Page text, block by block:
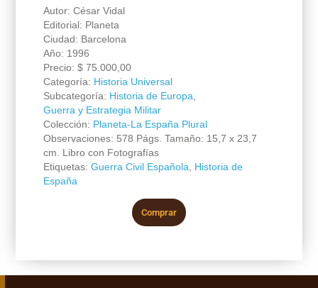
Autor: César Vidal
Editorial: Planeta
Ciudad: Barcelona
Año: 1996
Precio: $75.000,00
Categoría: Historia Universal
Subcategoría: Historia de Europa
Guerra y Estrategia Militar
Colección: Planeta-La España Plural
Observaciones: 578 Págs. Tamaño: 15,7 x 23,7
cm. Libro con Fotografías
Etiquetas: Guerra Civil Española
Historia de
España
Comprar